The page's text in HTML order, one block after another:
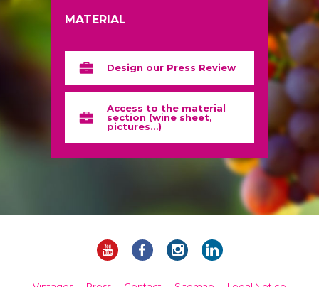
MATERIAL
Design our Press Review
Access to the material
section (wine sheet,
pictures…)